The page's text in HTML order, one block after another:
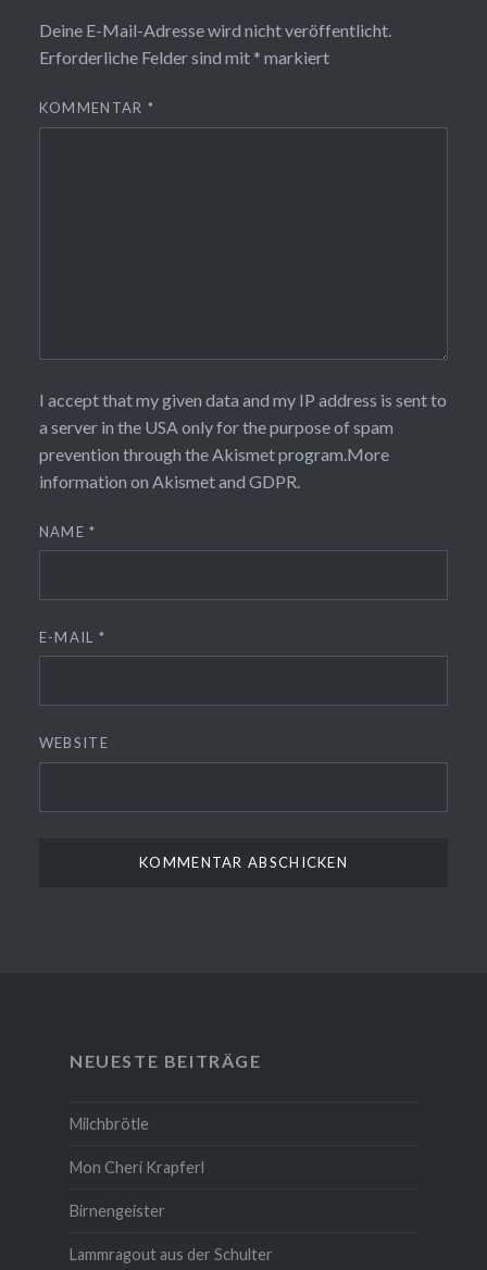
Deine E-Mail-Adresse wird nicht veröffentlicht.
Erforderliche Felder sind mit * markiert
KOMMENTAR *
I accept that my given data and my IP address is sent to
a server in the USA only for the purpose of spam
prevention through the Akismetprogram. More
information on Akismet and GDPR
NAME*
E-MAIL *
WEBSITE
NEUESTE BEITRÄGE
Milchbrötle
Mon Cheri Krapferl
Birnengeister
Lammragout aus der Schulter